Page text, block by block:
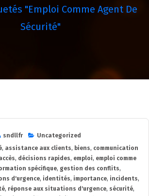
"emploi Comme Agent De
Sécurité"
sndllfr
Uncategorized
, assistance aux clients, biens, communication
, décisions rapides, emploi, emploi comme
spécifique, gestion des conflits,
d'urgence, identités, importance, incidents,
, réponse aux situations d'urgence, sécurité,